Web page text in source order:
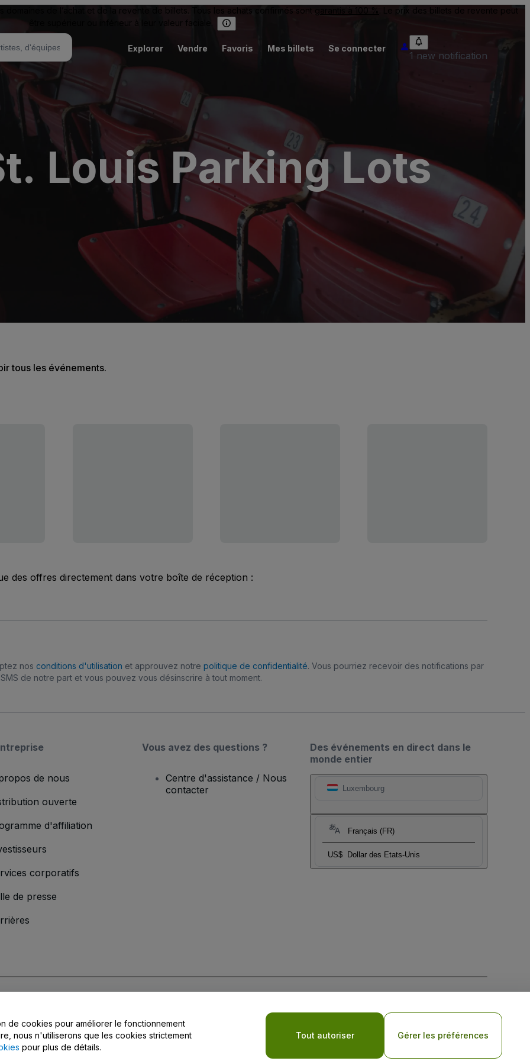
domaines de l’achat et de la revente de billets. Tous les achats confirmés sont garantis à 100 %
. Le prix des billets de revente peut
être supérieur ou inférieur à leur valeur faciale.
Explorer Vendre Favoris Mes billets Se connecter
1 new notification
Louis Parking Lots
tous les événements.
des offres directement dans votre boîte de réception :
nos conditions d'utilisation et approuvez notre politique de confidentialité. Vous pourriez recevoir des notifications par
SMS de notre part et vous pouvez vous désinscrire à tout moment.
Des événements en direct dans le
monde entier
Luxembourg
Français (FR)
US$ Dollar des Etats-Unis
de nous
ouverte
d'affiliation
corporatifs
de presse
Vous avez des questions ?
Centre d'assistance / Nous
contacter
Politique de confidentialité pour les appareils mobiles
de cookies pour améliorer le fonctionnement
nous n'utiliserons que les cookies strictement
pour plus de détails.
Tout autoriser Gérer les préférences